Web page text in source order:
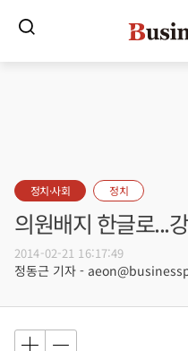
정치·사회 정치
의원배지 한글로...
2014-02-21 16:17:49
정동근 기자 -